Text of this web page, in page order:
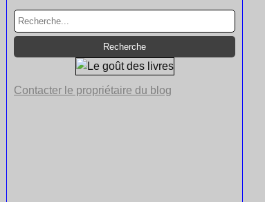
Contacter le propriétaire du blog